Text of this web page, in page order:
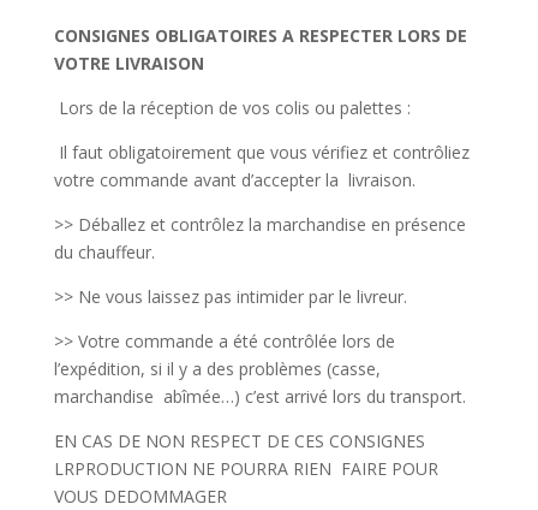
CONSIGNES OBLIGATOIRES A RESPECTER LORS DE
VOTRE LIVRAISON
Lors de la réception de vos colis ou palettes :
Il faut obligatoirement que vous vérifiez et contrôliez
votre commande avant d’accepter la livraison.
>> Déballez et contrôlez la marchandise en présence
du chauffeur.
>> Ne vous laissez pas intimider par le livreur.
>> Votre commande a été contrôlée lors de
l’expédition, si il y a des problèmes (casse,
marchandise abîmée…) c’est arrivé lors du transport.
EN CAS DE NON RESPECT DE CES CONSIGNES
LRPRODUCTION NE POURRA RIEN FAIRE POUR
VOUS DEDOMMAGER